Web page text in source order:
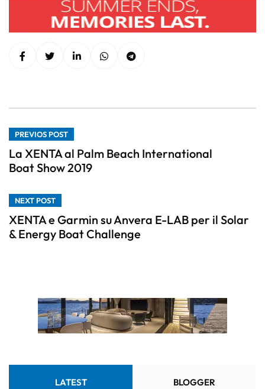
PREVIOS POST
La XENTA al Palm Beach International
Boat Show 2019
NEXT POST
XENTA e Garmin su Anvera E-LAB per il Solar
& Energy Boat Challenge
LATEST BLOGGER